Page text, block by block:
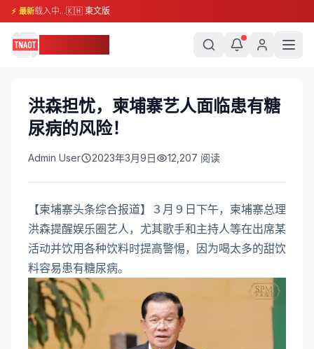
⚡ 最新载入中...🇰🇭 柬文版
洪森担忧，柬埔寨艺人面临患有糖
尿病的风险！
Admin User 2023年3月9日 12,207 阅读
【柬埔寨头条综合报道】３月９日下午，柬埔寨总理
洪森提醒娱乐圈艺人，尤其歌手和主持人等在出席某
活动并饮用各种饮料时提高警惕，因为喝太多的甜饮
料容易患有糖尿病。